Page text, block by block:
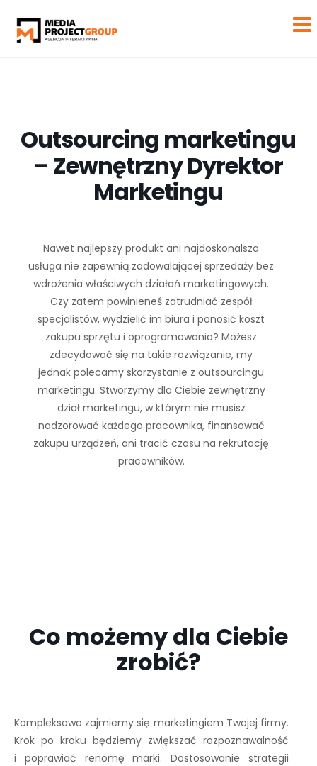
Outsourcing marketingu
– Zewnętrzny Dyrektor
Marketingu
Nawet najlepszy produkt ani najdoskonalsza
usługa nie zapewnią zadowalającej sprzedaży bez
wdrożenia właściwych działań marketingowych.
Czy zatem powinieneś zatrudniać zespół
specjalistów, wydzielić im biura i ponosić koszt
zakupu sprzętu i oprogramowania? Możesz
zdecydować się na takie rozwiązanie, my
jednak polecamy skorzystanie z outsourcingu
marketingu. Stworzymy dla Ciebie zewnętrzny
dział marketingu, w którym nie musisz
nadzorować każdego pracownika, finansować
zakupu urządzeń, ani tracić czasu na rekrutację
pracowników.
Co możemy dla Ciebie
zrobić?
Kompleksowo zajmiemy się marketingiem Twojej firmy.
Krok po kroku będziemy zwiększać rozpoznawalność
i poprawiać renomę marki. Dostosowanie strategii